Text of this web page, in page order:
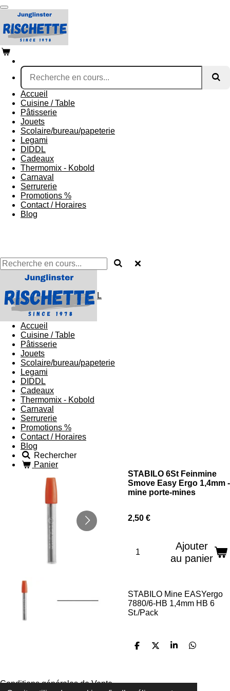
Passer
contenu
principal
Accueil
Cuisine / Table
Pâtisserie
Jouets
Scolaire/bureau/papeterie
Legami
DIDDL
Cadeaux
Thermomix - Kobold
Carnaval
Serrurerie
Promotions %
Contact / Horaires
Blog
L
Accueil
Cuisine / Table
Pâtisserie
Jouets
Scolaire/bureau/papeterie
Legami
DIDDL
Cadeaux
Thermomix - Kobold
Carnaval
Serrurerie
Promotions %
Contact / Horaires
Blog
Rechercher
Panier
STABILO 6St Feinmine
Smove Easy Ergo 1,4mm -
mine porte-mines
2,50 €
Ajouter
au panier
STABILO Mine EASYergo
7880/6-HB 1,4mm HB 6
St./Pack
P
a
P
a
P
a
P
a
Conditions générales de Vente